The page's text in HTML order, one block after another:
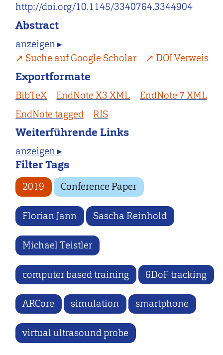
http://doi.org/10.1145/3340764.3344904
Abstract
anzeigen ▸
Suche auf Google Scholar
DOI Verweis
Exportformate
BibTeX EndNote X3 XML
EndNote 7 XML
EndNote tagged
RIS
Weiterführende Links
anzeigen ▸
Filter Tags
2019 Conference Paper
Florian Jann Sascha Reinhold
Michael Teistler
computer based training 6DoF tracking
ARCore simulation smartphone
virtual ultrasound probe